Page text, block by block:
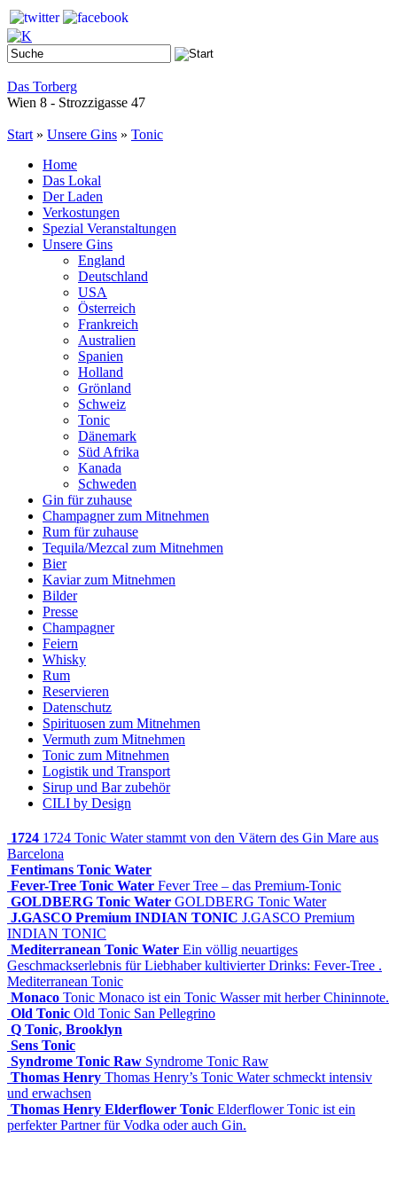
Das Torberg
Wien 8 - Strozzigasse 47
Start » Unsere Gins » Tonic
Home
Das Lokal
Der Laden
Verkostungen
Spezial Veranstaltungen
Unsere Gins
England
Deutschland
USA
Österreich
Frankreich
Australien
Spanien
Holland
Grönland
Schweiz
Tonic
Dänemark
Süd Afrika
Kanada
Schweden
Gin für zuhause
Champagner zum Mitnehmen
Rum für zuhause
Tequila/Mezcal zum Mitnehmen
Bier
Kaviar zum Mitnehmen
Bilder
Presse
Champagner
Feiern
Whisky
Rum
Reservieren
Datenschutz
Spirituosen zum Mitnehmen
Vermuth zum Mitnehmen
Tonic zum Mitnehmen
Logistik und Transport
Sirup und Bar zubehör
CILI by Design
1724 1724 Tonic Water stammt von den Vätern des Gin Mare aus
Barcelona
Fentimans Tonic Water
Fever-Tree Tonic Water Fever Tree – das Premium-Tonic
GOLDBERG Tonic Water GOLDBERG Tonic Water
J.GASCO Premium INDIAN TONIC J.GASCO Premium
INDIAN TONIC
Mediterranean Tonic Water Ein völlig neuartiges
Geschmackserlebnis für Liebhaber kultivierter Drinks: Fever-Tree .
Mediterranean Tonic
Monaco Tonic Monaco ist ein Tonic Wasser mit herber Chininnote.
Old Tonic Old Tonic San Pellegrino
Q Tonic, Brooklyn
Sens Tonic
Syndrome Tonic Raw Syndrome Tonic Raw
Thomas Henry Thomas Henry’s Tonic Water schmeckt intensiv
und erwachsen
Thomas Henry Elderflower Tonic Elderflower Tonic ist ein
perfekter Partner für Vodka oder auch Gin.